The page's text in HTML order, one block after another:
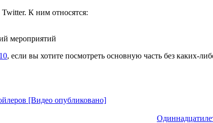
К ним относятся:
мероприятий
, если вы хотите посмотреть основную часть без каких-
[Видео опубликовано]